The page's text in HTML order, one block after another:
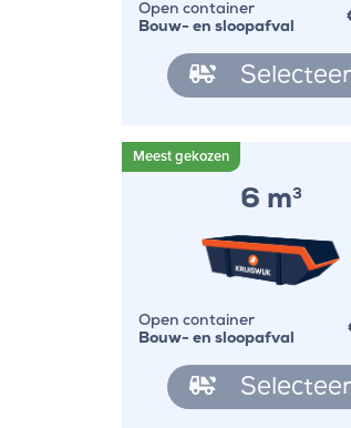
Open container
Bouw- en sloopafval
Selecteer
6 m3
Open container
Bouw- en sloopafval
Selecteer